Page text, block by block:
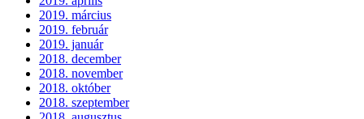
2019. március
2019. február
2019. január
2018. december
2018. november
2018. október
2018. szeptember